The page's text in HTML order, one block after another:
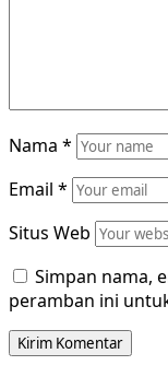
Nama *
Email *
Situs Web
Simpan nama,
peramban ini